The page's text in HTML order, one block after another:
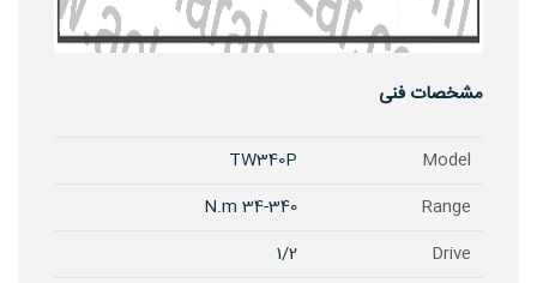
مشخصات فنی
Model
TW340P
Range
34-340 N.m
Drive
1/2